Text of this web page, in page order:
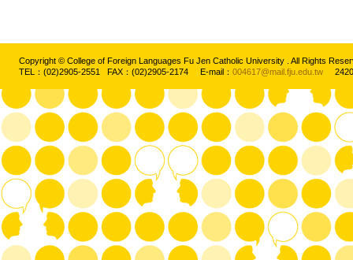
Copyright © College of Foreign Languages Fu Jen Catholic University . All Rights
TEL：(02)2905-2551 FAX：(02)2905-2174 E-mail： 004617@mail.fju.edu.tw